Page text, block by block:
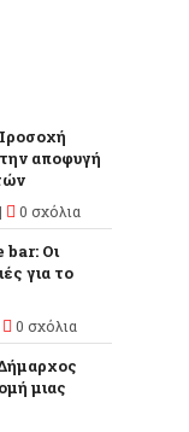
αποφυγή
0 σχόλια
Οι
για το
0 σχόλια
μιας